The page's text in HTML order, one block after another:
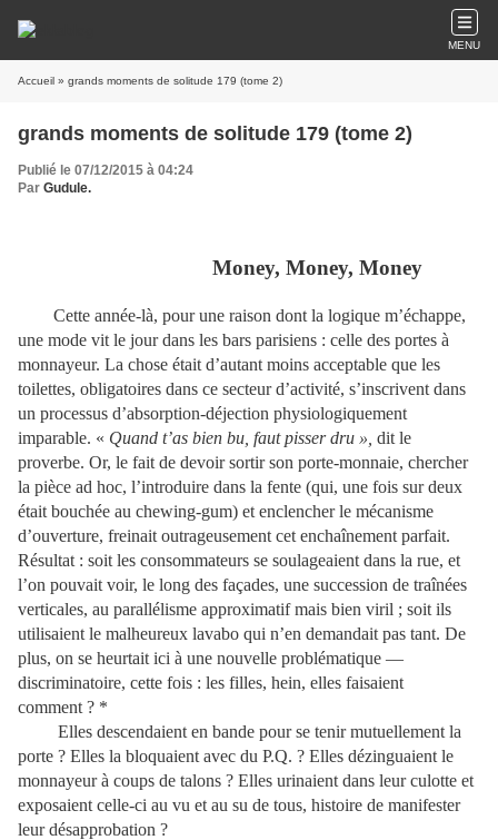
MENU
Accueil » grands moments de solitude 179 (tome 2)
grands moments de solitude 179 (tome 2)
Publié le 07/12/2015 à 04:24
Par Gudule.
Money, Money, Money
Cette année-là, pour une raison dont la logique m’échappe,
une mode vit le jour dans les bars parisiens : celle des portes à
monnayeur. La chose était d’autant moins acceptable que les
toilettes, obligatoires dans ce secteur d’activité, s’inscrivent dans
un processus d’absorption-déjection physiologiquement
imparable. « Quand t’as bien bu, faut pisser dru », dit le
proverbe. Or, le fait de devoir sortir son porte-monnaie, chercher
la pièce ad hoc, l’introduire dans la fente (qui, une fois sur deux
était bouchée au chewing-gum) et enclencher le mécanisme
d’ouverture, freinait outrageusement cet enchaînement parfait.
Résultat : soit les consommateurs se soulageaient dans la rue, et
l’on pouvait voir, le long des façades, une succession de traînées
verticales, au parallélisme approximatif mais bien viril ; soit ils
utilisaient le malheureux lavabo qui n’en demandait pas tant. De
plus, on se heurtait ici à une nouvelle problématique —
discriminatoire, cette fois : les filles, hein, elles faisaient
comment ? *
Elles descendaient en bande pour se tenir mutuellement la
porte ? Elles la bloquaient avec du P.Q. ? Elles dézinguaient le
monnayeur à coups de talons ? Elles urinaient dans leur culotte et
exposaient celle-ci au vu et au su de tous, histoire de manifester
leur désapprobation ?